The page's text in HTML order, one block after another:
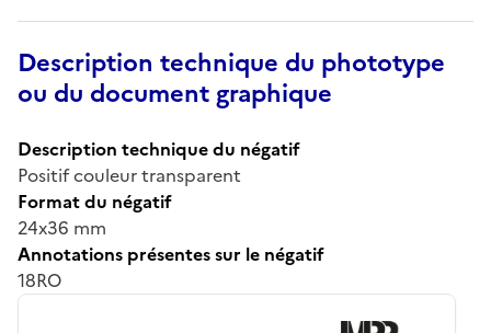
Description technique du phototype
ou du document graphique
Description technique du négatif
Positif couleur transparent
Format du négatif
24x36 mm
Annotations présentes sur le négatif
18RO